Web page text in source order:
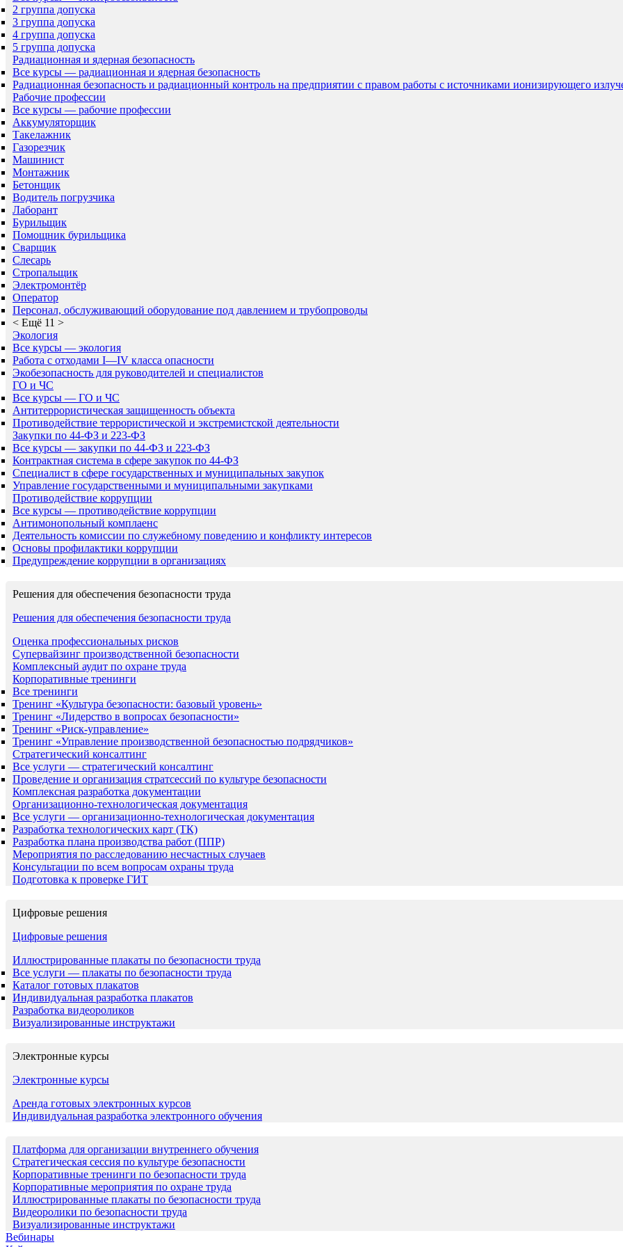
2 группа допуска
3 группа допуска
4 группа допуска
5 группа допуска
Радиационная и ядерная безопасность
Все курсы — радиационная и ядерная безопасность
Радиационная безопасность и радиационный контроль на предприятии с правом работы с источниками ионизирующего
Рабочие профессии
Все курсы — рабочие профессии
Аккумуляторщик
Такелажник
Газорезчик
Машинист
Монтажник
Бетонщик
Водитель погрузчика
Лаборант
Бурильщик
Помощник бурильщика
Сварщик
Слесарь
Стропальщик
Электромонтёр
Оператор
Персонал, обслуживающий оборудование под давлением и трубопроводы
< Ещё 11 >
Экология
Все курсы — экология
Работа с отходами I—IV класса опасности
Экобезопасность для руководителей и специалистов
ГО и ЧС
Все курсы — ГО и ЧС
Антитеррористическая защищенность объекта
Противодействие террористической и экстремистской деятельности
Закупки по 44-ФЗ и 223-ФЗ
Все курсы — закупки по 44-ФЗ и 223-ФЗ
Контрактная система в сфере закупок по 44-ФЗ
Специалист в сфере государственных и муниципальных закупок
Управление государственными и муниципальными закупками
Противодействие коррупции
Все курсы — противодействие коррупции
Антимонопольный комплаенс
Деятельность комиссии по служебному поведению и конфликту интересов
Основы профилактики коррупции
Предупреждение коррупции в организациях
Решения для обеспечения безопасности труда
Решения для обеспечения безопасности труда
Оценка профессиональных рисков
Супервайзинг производственной безопасности
Комплексный аудит по охране труда
Корпоративные тренинги
Все тренинги
Тренинг «Культура безопасности: базовый уровень»
Тренинг «Лидерство в вопросах безопасности»
Тренинг «Риск-управление»
Тренинг «Управление производственной безопасностью подрядчиков»
Стратегический консалтинг
Все услуги — стратегический консалтинг
Проведение и организация стратсессий по культуре безопасности
Комплексная разработка документации
Организационно-технологическая документация
Все услуги — организационно-технологическая документация
Разработка технологических карт (ТК)
Разработка плана производства работ (ППР)
Мероприятия по расследованию несчастных случаев
Консультации по всем вопросам охраны труда
Подготовка к проверке ГИТ
Цифровые решения
Цифровые решения
Иллюстрированные плакаты по безопасности труда
Все услуги — плакаты по безопасности труда
Каталог готовых плакатов
Индивидуальная разработка плакатов
Разработка видеороликов
Визуализированные инструктажи
Электронные курсы
Электронные курсы
Аренда готовых электронных курсов
Индивидуальная разработка электронного обучения
Платформа для организации внутреннего обучения
Стратегическая сессия по культуре безопасности
Корпоративные тренинги по безопасности труда
Корпоративные мероприятия по охране труда
Иллюстрированные плакаты по безопасности труда
Видеоролики по безопасности труда
Визуализированные инструктажи
Вебинары